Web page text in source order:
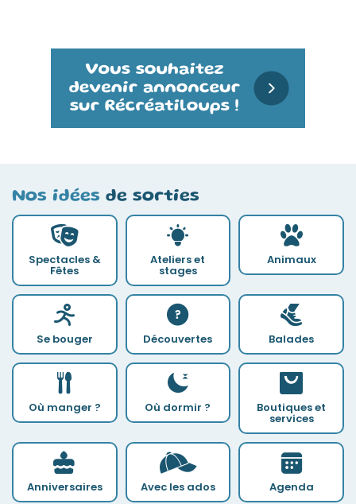
Nos idées de sorties
Spectacles &
Fêtes
Ateliers et
stages
Animaux
Se bouger Découvertes Balades
Où manger ? Où dormir ? Boutiques et
services
Anniversaires Avec les ados Agenda